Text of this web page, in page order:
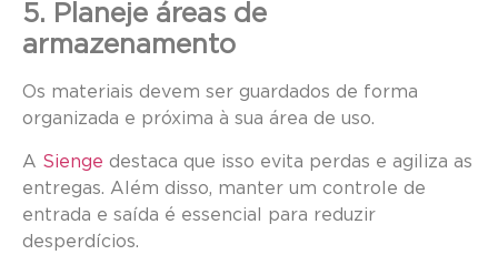
5. Planeje áreas de
armazenamento
Os materiais devem ser guardados de forma
organizada e próxima à sua área de uso.
A Sienge destaca que isso evita perdas e agiliza as
entregas. Além disso, manter um controle de
entrada e saída é essencial para reduzir
desperdícios.